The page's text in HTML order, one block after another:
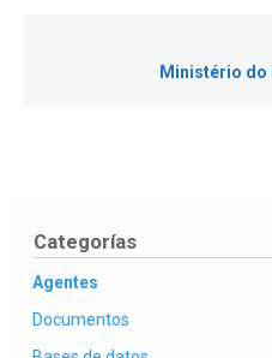
Ministério do
Categorías
Agentes
Documentos